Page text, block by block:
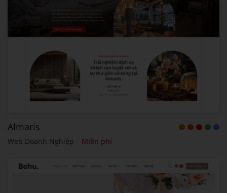
Almaris
Web Doanh Nghiệp Miễn phí